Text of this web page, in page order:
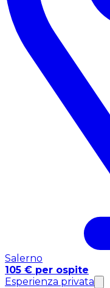
Salerno
105 € per ospite
Esperienza privata